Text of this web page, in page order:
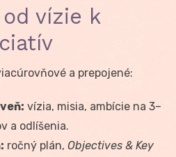
vízie k
a prepojené:
vízia, misia, ambície na 3–
a odlíšenia.
ročný plán, Objectives & Key